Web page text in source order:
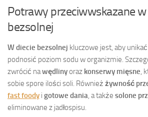
Potrawy przeciwwskazane w
bezsolnej
W diecie bezsolnej kluczowe jest, aby
podnosić poziom sodu w organizmie.
zwrócić nawędlinyoraz konserwy mięsne,
sobie spore ilości soli. Również żywność
fast foody i gotowe dania, a także solone
eliminowane z jadłospisu.